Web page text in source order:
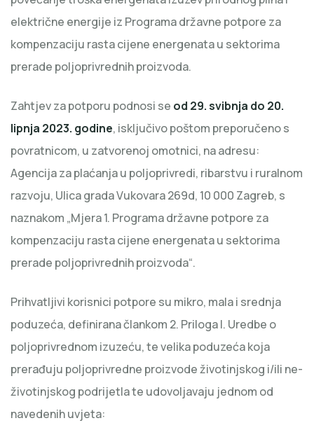
električne energije iz Programa državne potpore za
kompenzaciju rasta cijene energenata u sektorima
prerade poljoprivrednih proizvoda.
Zahtjev za potporu podnosi se od 29. svibnja do 20.
lipnja 2023. godine, isključivo poštom preporučeno s
povratnicom, u zatvorenoj omotnici, na adresu:
Agencija za plaćanja u poljoprivredi, ribarstvu i ruralnom
razvoju, Ulica grada Vukovara 269d, 10 000 Zagreb, s
naznakom „Mjera 1. Programa državne potpore za
kompenzaciju rasta cijene energenata u sektorima
prerade poljoprivrednih proizvoda“.
Prihvatljivi korisnici potpore su mikro, mala i srednja
poduzeća, definirana člankom 2. Priloga I. Uredbe o
poljoprivrednom izuzeću, te velika poduzeća koja
prerađuju poljoprivredne proizvode životinjskog i/ili ne-
životinjskog podrijetla te udovoljavaju jednom od
navedenih uvjeta: